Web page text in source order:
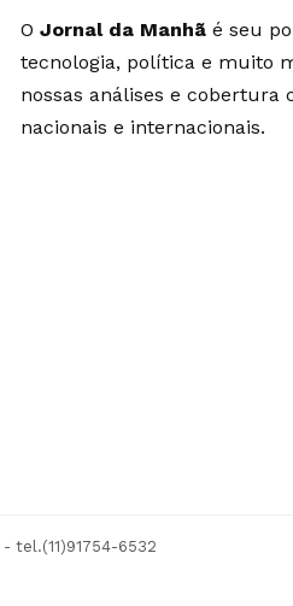
O Jornal da Manhãé seu
tecnologia, política e muito
nossas análises e
nacionais e internacionais.
- tel.(11)91754-6532